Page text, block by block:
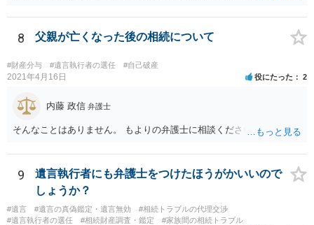
ことは困難です。 くれぐれも今後お気をつけください。 弁護士に対応
を依頼されるのも悪くはありませんが、感情的な理由が強いと思いま
8 父親が亡くなった後の相続について
#財産分与 #遺言執行者の選任 #自己破産
2021年4月16日 役にたった 2
内藤 政信 弁護士
そんなことはありません。 もよりの弁護士に相談ください。
9
遺言執行者にも弁護士をつけたほうがかいいので
しょうか？
#遺言 #遺言の真偽鑑定・遺言無効
#相続トラブルの代理交渉
#遺言執行者の選任
#相続財産調査・鑑定 #家族間の相続トラブル